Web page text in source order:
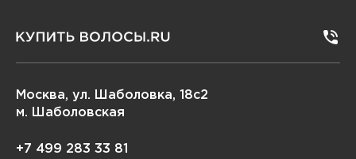
Москва, ул. Шаболовка, 18с2
м. Шаболовская
+7 499 283 33 81